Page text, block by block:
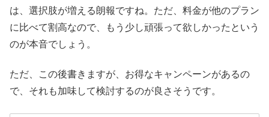
は、選択肢が増える朗報ですね。ただ、料金が他のプラン
に比べて割高なので、もう少し頑張って欲しかったという
のが本音でしょう。
ただ、この後書きますが、お得なキャンペーンがあるの
で、それも加味して検討するのが良さそうです。